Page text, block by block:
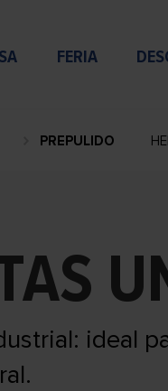
FERIA
PREPULIDO
ideal